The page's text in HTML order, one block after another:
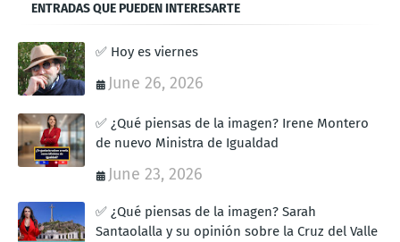
ENTRADAS QUE PUEDEN INTERESARTE
✅ Hoy es viernes
June 26, 2026
✅ ¿Qué piensas de la imagen? Irene Montero
de nuevo Ministra de Igualdad
June 23, 2026
✅ ¿Qué piensas de la imagen? Sarah
Santaolalla y su opinión sobre la Cruz del Valle